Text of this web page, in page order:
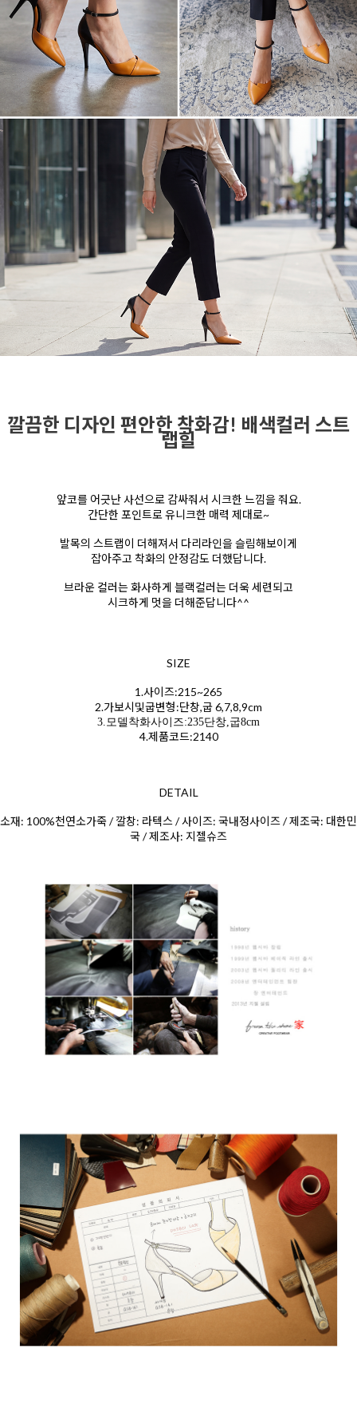
깔끔한 디자인 편안한 착화감! 배색컬러 스트
랩힐
앞코를 어긋난 사선으로 감싸줘서 시크한 느낌을 줘요.
간단한 포인트로 유니크한 매력 제대로~
발목의 스트랩이 더해져서 다리라인을 슬림해보이게
잡아주고 착화의 안정감도 더했답니다.
브라운 컬러는 화사하게 블랙컬러는 더욱 세련되고
시크하게 멋을 더해준답니다^^
SIZE
1.사이즈:215~265
2.가보시및굽변형:단창,굽 6,7,8,9cm
3.모델착화사이즈:235단창,굽8cm
4.제품코드:2140
DETAIL
소재: 100%천연소가죽 / 깔창: 라텍스 / 사이즈: 국내정사이즈 / 제조국: 대한민
국 / 제조사: 지젤슈즈